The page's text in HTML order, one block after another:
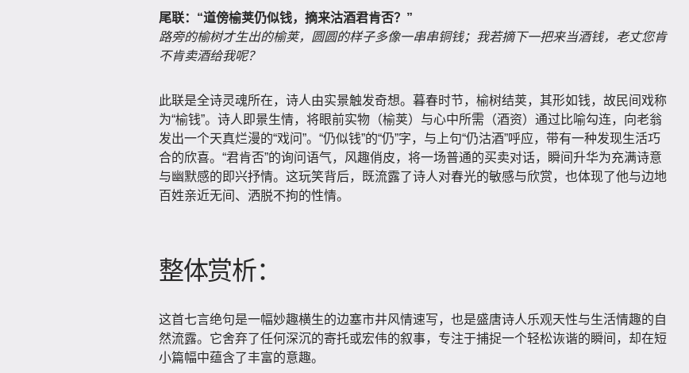
尾联：“道傍榆荚仍似钱，摘来沽酒君肯否？”
路旁的榆树才生出的榆荚，圆圆的样子多像一串串铜钱；我若摘下一把来当酒钱，老丈您肯
不肯卖酒给我呢？
此联是全诗灵魂所在，诗人由实景触发奇想。暮春时节，榆树结荚，其形如钱，故民间戏称
为“榆钱”。诗人即景生情，将眼前实物（榆荚）与心中所需（酒资）通过比喻勾连，向老翁
发出一个天真烂漫的“戏问”。“仍似钱”的“仍”字，与上句“仍沽酒”呼应，带有一种发现生活巧
合的欣喜。“君肯否”的询问语气，风趣俏皮，将一场普通的买卖对话，瞬间升华为充满诗意
与幽默感的即兴抒情。这玩笑背后，既流露了诗人对春光的敏感与欣赏，也体现了他与边地
百姓亲近无间、洒脱不拘的性情。
整体赏析：
这首七言绝句是一幅妙趣横生的边塞市井风情速写，也是盛唐诗人乐观天性与生活情趣的自
然流露。它舍弃了任何深沉的寄托或宏伟的叙事，专注于捕捉一个轻松诙谐的瞬间，却在短
小篇幅中蕴含了丰富的意趣。